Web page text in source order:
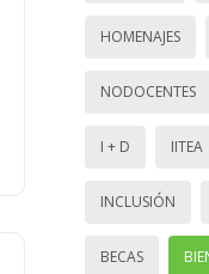
HOMENAJES
NODOCENTES
I + D IITEA
INCLUSIÓN
BECAS